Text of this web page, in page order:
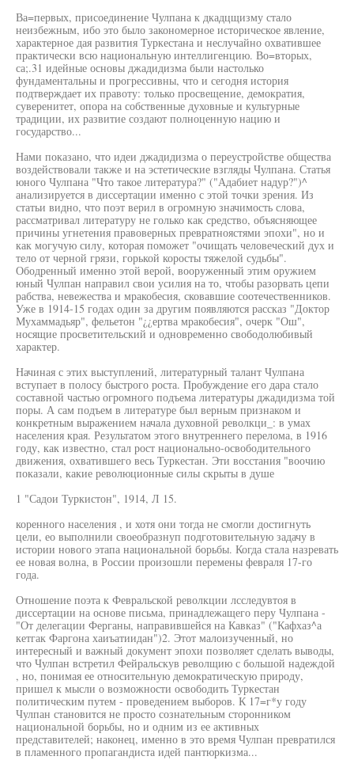
Ва=первых, присоединение Чулпана к дкадцщизму стало
неизбежным, ибо это было закономерное историческое явление,
характерное дая развития Туркестана и неслучайно охватившее
практически всю национальную интеллигенцию. Во=вторых,
са;.31 идейные основы джадидизма были настолько
фундаментальны и прогрессивны, что и сегодня история
подтверждает их правоту: только просвещение, демократия,
суверенитет, опора на собственные духовные и культурные
традиции, их развитие создают полноценную нацию и
государство...
Нами показано, что идеи джадидизма о переустройстве общества
воздействовали также и на эстетические взгляды Чулпана. Статья
юного Чулпана "Что такое литература?" ("Адабиет надур?")^
анализируется в диссертации именно с этой точки зрения. Из
статьи видно, что поэт верил в огромную значимость слова,
рассматривал литературу не голько как средство, объясняющее
причины угнетения правоверных превратноястями эпохи", но и
как могучую силу, которая поможет "очищать человеческий дух и
тело от черной грязи, горькой коросты тяжелой судьбы".
Ободренный именно этой верой, вооруженный этим оружием
юный Чулпан направил свои усилия на то, чтобы разорвать цепи
рабства, невежества и мракобесия, сковавшие соотечественников.
Уже в 1914-15 годах один за другим появляются рассказ "Доктор
Мухаммадьяр", фельетон "¿¿ертва мракобесия", очерк "Ош",
носящие просветительский и одновременно свободолюбивый
характер.
Начиная с этих выступлений, литературный талант Чулпана
вступает в полосу быстрого роста. Пробуждение его дара стало
составной частью огромного подъема литературы джадидизма той
поры. А сам подъем в литературе был верным признаком и
конкретным выражением начала духовной револкци_: в умах
населения края. Результатом этого внутреннего перелома, в 1916
году, как известно, стал рост национально-освободительного
движения, охватившего весь Туркестан. Эти восстания "воочию
показали, какие революционные силы скрыты в душе
1 "Садои Туркистон", 1914, Л 15.
коренного населения , и хотя они тогда не смогли достигнуть
цели, ео выполнили своеобразнуп подготовительную задачу в
истории нового этапа национальной борьбы. Когда стала назревать
ее новая волна, в России произошли перемены февраля 17-го
года.
Отношение поэта к Февральской револкции лсследувтоя в
диссертации на основе письма, принадлежащего перу Чулпана -
"От делегации Ферганы, направившейся на Кавказ" ("Кафхаз^а
кетгак Фаргона хаиъатиидан")2. Этот малоизученный, но
интересный и важный документ эпохи позволяет сделать выводы,
что Чулпан встретил Фейральскув револщию с большой надеждой
, но, понимая ее относительную демократическую природу,
пришел к мысли о возможности освободить Туркестан
политическим путем - проведением выборов. К 17=г*у году
Чулпан становится не просто сознательным сторонником
национальной борьбы, но и одним из ее активных
представителей; наконец, именно в это время Чулпан превратился
в пламенного пропагандиста идей пантюркизма...